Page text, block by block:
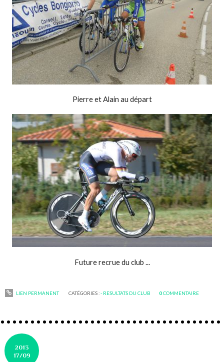
Pierre et Alain au départ
Future recrue du club ...
LIEN PERMANENT CATÉGORIES :- RESULTATS DU CLUB 0COMMENTAIRE
2013
17/09